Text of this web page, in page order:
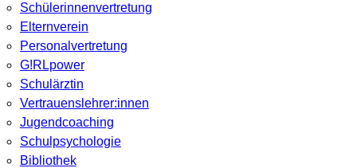
Schülerinnenvertretung
Elternverein
Personalvertretung
G!RLpower
Schulärztin
Vertrauenslehrer:innen
Jugendcoaching
Schulpsychologie
Bibliothek